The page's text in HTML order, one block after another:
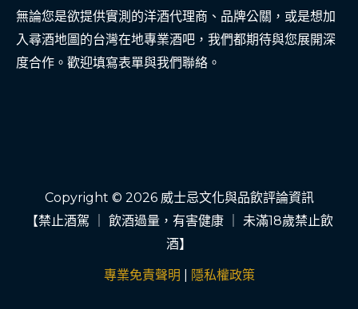
無論您是欲提供實測的洋酒代理商、品牌公關，或是想加
入尋酒地圖的台灣在地專業酒吧，我們都期待與您展開深
度合作。歡迎填寫表單與我們聯絡。
Copyright © 2026 威士忌文化與品飲評論資訊
【禁止酒駕 ｜ 飲酒過量，有害健康 ｜ 未滿18歲禁止飲
酒】
專業免責聲明 隱私權政策